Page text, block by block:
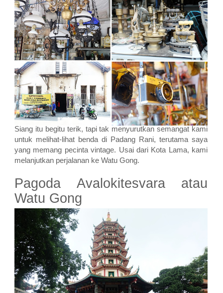
Siang itu begitu terik, tapi tak menyurutkan semangat kami
untuk melihat-lihat benda di Padang Rani, terutama saya
yang memang pecinta vintage. Usai dari Kota Lama, kami
melanjutkan perjalanan ke Watu Gong.
Pagoda Avalokitesvara atau
Watu Gong